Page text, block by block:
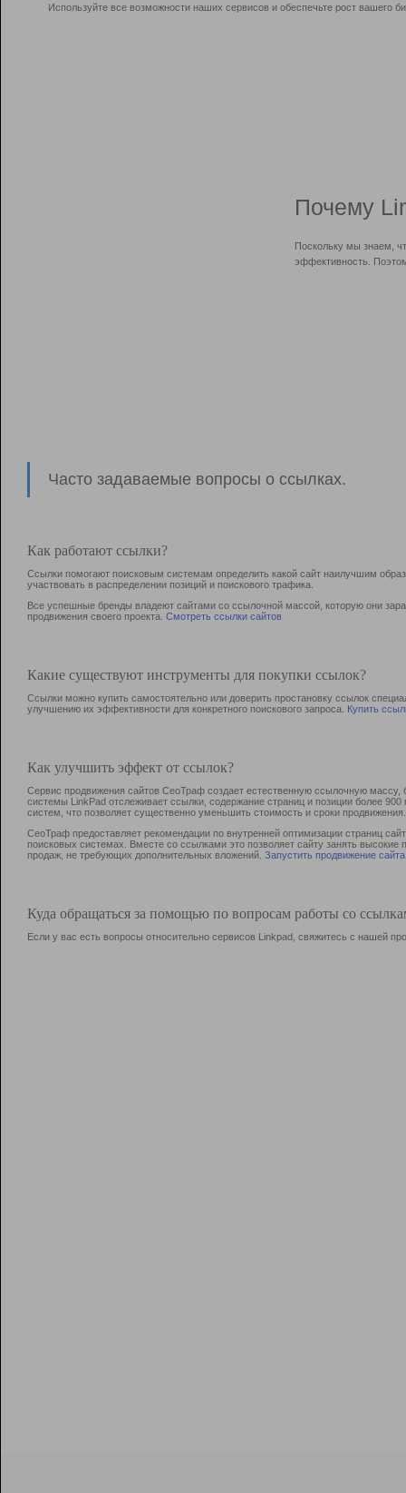
Используйте все возможности наших сервисов и обеспечьте рост вашего
Почему
Поскольку мы знаем,
эффективность.
Часто задаваемые вопросы о ссылках.
Как работают ссылки?
Ссылки помогают поисковым системам определить какой сайт наилучшим
участвовать в раcпределении позиций и поискового трафика.
Все успешные бренды владеют сайтами со ссылочной массой, которую они
продвижения своего проекта. Смотреть ссылки сайтов
Какие существуют инструменты для покупки ссылок?
Ссылки можно купить самостоятельно или доверить простановку ссылок
улучшению их эффективности для конкретного поискового запроса. Купить
Как улучшить эффект от ссылок?
Сервис продвижения сайтов СеоТраф создает естественную ссылочную
системы LinkPad отслеживает ссылки, содержание страниц и позиции более
систем, что позволяет существенно уменьшить стоимость и сроки продвижения.
СеоТраф предоставляет рекомендации по внутренней оптимизации страниц
поисковых системах. Вместе со ссылками это позволяет сайту занять
продаж, не требующих дополнительных вложений. Запустить продвижение сайта
Куда обращаться за помощью по вопросам работы со
Если у вас есть вопросы относительно сервисов Linkpad, свяжитесь с нашей